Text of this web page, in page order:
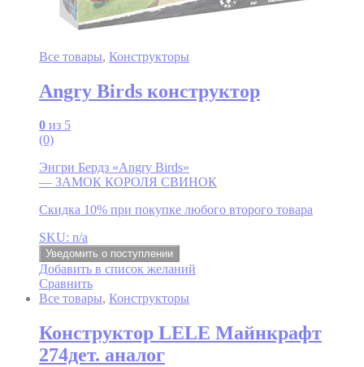
Все товары, Конструкторы
Angry Birds конструктор
0 из 5
(0)
Энгри Бердз «Angry Birds»
— ЗАМОК КОРОЛЯ СВИНОК
Скидка 10% при покупке любого второго товара
SKU: n/a
Уведомить о поступлении
Добавить в список желаний
Сравнить
Все товары, Конструкторы
Конструктор LELE Майнкрафт
274дет. аналог